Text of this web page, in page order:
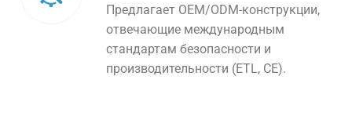
Предлагает OEM/ODM-конструкции,
отвечающие международным
стандартам безопасности и
производительности (ETL, CE).